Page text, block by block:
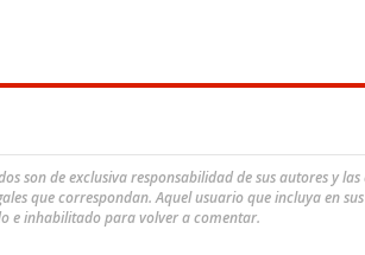
son de exclusiva responsabilidad de sus autores y
que correspondan. Aquel usuario que incluya en
e inhabilitado para volver a comentar.